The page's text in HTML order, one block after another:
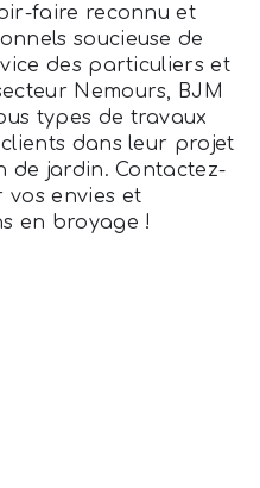
faire reconnu et
soucieuse de
des particuliers et
Nemours, BJM
types de travaux
dans leur projet
de jardin. Contactez-
vos envies et
en broyage !